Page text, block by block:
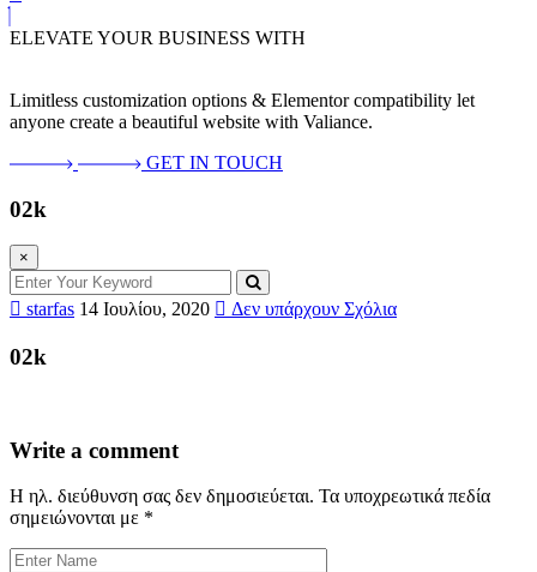
ELEVATE YOUR BUSINESS WITH
Limitless customization options & Elementor compatibility let
anyone create a beautiful website with Valiance.
GET IN TOUCH
02k
×
starfas 14 Ιουλίου, 2020 Δεν υπάρχουν Σχόλια
02k
Write a comment
Η ηλ. διεύθυνση σας δεν δημοσιεύεται. Τα υποχρεωτικά πεδία
σημειώνονται με *